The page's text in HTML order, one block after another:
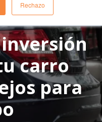
Rechazo
2 min aprox.
carro
para